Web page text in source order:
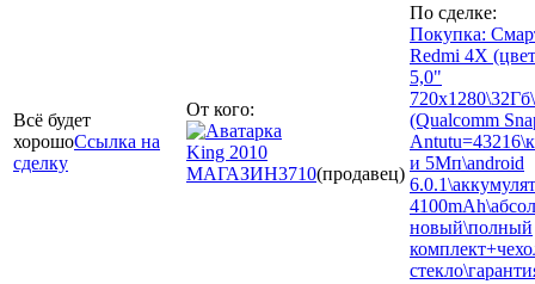
Всё будет
хорошоСсылка на
сделку
От кого:
King 2010
МАГАЗИН3710(продавец)
По сделке:
Покупка:
Redmi 4X
5,0"
(Qualcomm
и 5Мп\android
новый\полный